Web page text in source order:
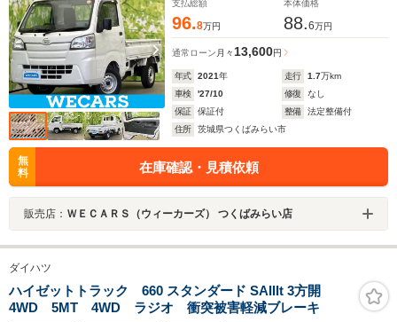
支払総額
96.8万円
本体価格
88.6万円
通常ローン 月々13,600円
年式 2021年 走行 1.7万km
車検
'27/10 修復
なし
保証
保証付 整備
法定整備付
住所
茨城県つくばみらい市
無
料
在庫確認・見積依頼
販売店： ＷＥＣＡＲＳ（ウィーカーズ） つくばみらい店
ダイハツ
ハイゼットトラック 660 スタンダード SAIIIt 3方開
4WD 5MT 4WD ラジオ 衝突被害軽減ブレーキ